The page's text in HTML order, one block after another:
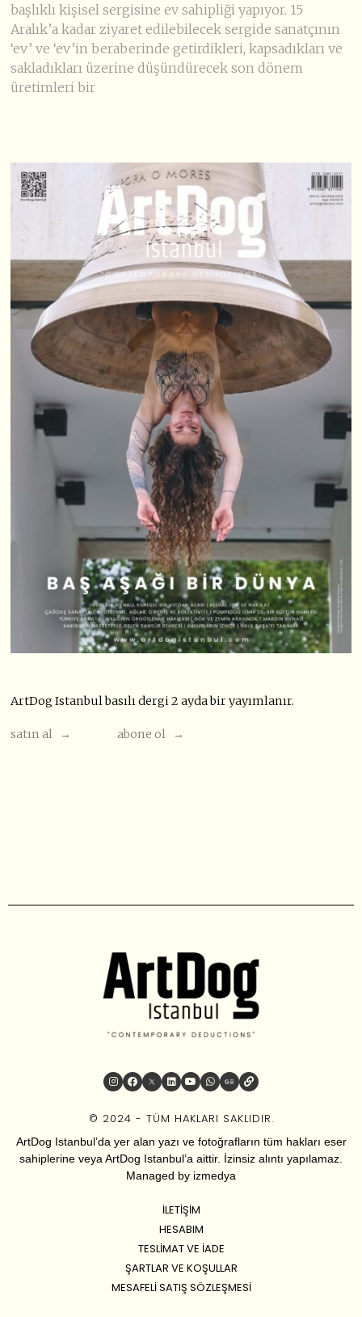
başlıklı kişisel sergisine ev sahipliği yapıyor. 15
Aralık’a kadar ziyaret edilebilecek sergide sanatçının
‘ev’ ve ‘ev’in beraberinde getirdikleri, kapsadıkları ve
sakladıkları üzerine düşündürecek son dönem
üretimleri bir
ArtDog Istanbul basılı dergi 2 ayda bir yayımlanır.
satın al → abone ol →
© 2024 - TÜM HAKLARI SAKLIDIR.
ArtDog Istanbul’da yer alan yazı ve fotoğrafların tüm hakları eser
sahiplerine veya ArtDog Istanbul’a aittir. İzinsiz alıntı yapılamaz.
Managed by izmedya
İLETIŞIM
HESABIM
TESLIMAT VE İADE
ŞARTLAR VE KOŞULLAR
MESAFELI SATIŞ SÖZLEŞMESI